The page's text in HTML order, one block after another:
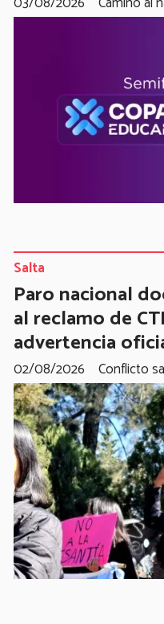
Paro nacional
al reclamo de
advertencia
Conflicto
Salta
02/08/2026